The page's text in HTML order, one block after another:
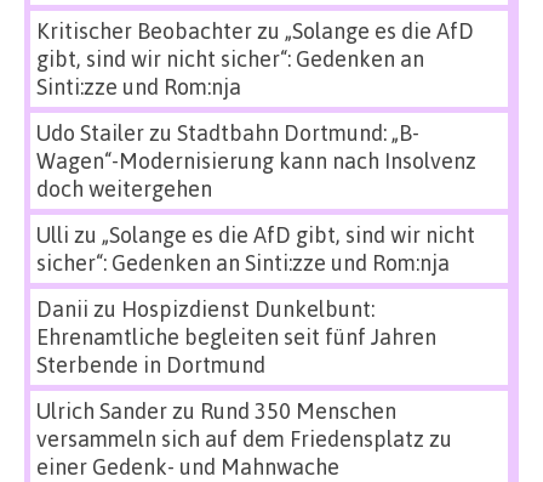
Kritischer Beobachterzu „Solange es die AfD
gibt, sind wir nicht sicher“: Gedenken an
Sinti:zze und Rom:nja
Udo Stailerzu Stadtbahn Dortmund: „B-
Wagen“-Modernisierung kann nach Insolvenz
doch weitergehen
Ulli zu „Solange es die AfD gibt, sind wir nicht
sicher“: Gedenken an Sinti:zze und Rom:nja
Danii zu Hospizdienst Dunkelbunt:
Ehrenamtliche begleiten seit fünf Jahren
Sterbende in Dortmund
Ulrich Sanderzu Rund 350 Menschen
versammeln sich auf dem Friedensplatz zu
einer Gedenk- und Mahnwache